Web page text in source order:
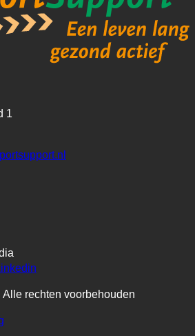
1
rechten voorbehouden